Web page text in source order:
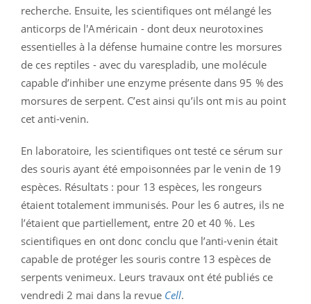
recherche. Ensuite, les scientifiques ont mélangé les
anticorps de l'Américain - dont deux neurotoxines
essentielles à la défense humaine contre les morsures
de ces reptiles - avec du varespladib, une molécule
capable d’inhiber une enzyme présente dans 95 % des
morsures de serpent. C’est ainsi qu’ils ont mis au point
cet anti-venin.
En laboratoire, les scientifiques ont testé ce sérum sur
des souris ayant été empoisonnées par le venin de 19
espèces. Résultats : pour 13 espèces, les rongeurs
étaient totalement immunisés. Pour les 6 autres, ils ne
l’étaient que partiellement, entre 20 et 40 %. Les
scientifiques en ont donc conclu que l’anti-venin était
capable de protéger les souris contre 13 espèces de
serpents venimeux. Leurs travaux ont été publiés ce
vendredi 2 mai dans la revue Cell.